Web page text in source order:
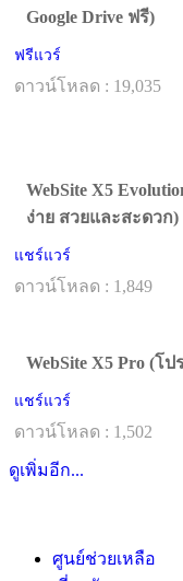
Google Drive ฟรี)
ฟรีแวร์
ดาวน์โหลด : 19,035
WebSite X5
ง่าย สวยและสะดวก)
แชร์แวร์
ดาวน์โหลด : 1,849
WebSite X5 Pro (โ
แชร์แวร์
ดาวน์โหลด : 1,502
ดูเพิ่มอีก...
ศูนย์ช่วยเหลือ